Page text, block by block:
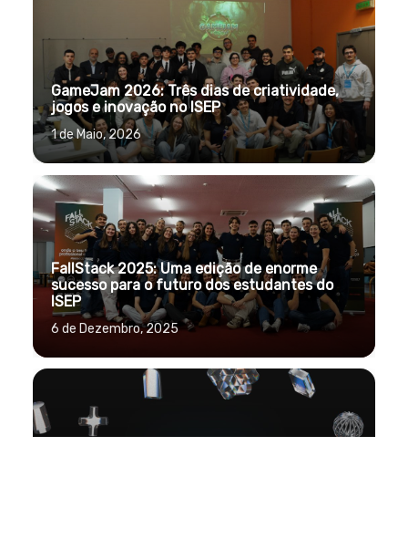
GameJam 2026: Três dias de criatividade,
jogos e inovação no ISEP
1 de Maio, 2026
FallStack 2025: Uma edição de enorme
sucesso para o futuro dos estudantes do
ISEP
6 de Dezembro, 2025